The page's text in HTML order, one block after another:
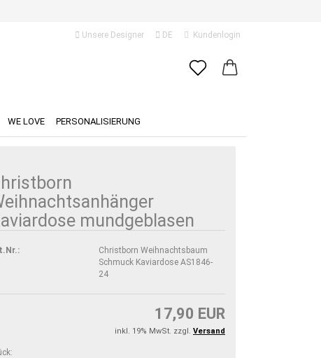
Unsere Designer DE Kundenlogin
Konto erstellen
Passwort vergessen?
WE LOVE PERSONALISIERUNG
mundgeblasen
Christborn Weihnachtsbaum
Schmuck Kaviardose AS1846-
24
17,90 EUR
inkl. 19% MwSt. zzgl. Versand